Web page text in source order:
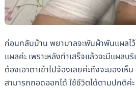
ก่อนกลับบ้าน พยาบาลจะพันผ้าพันแผลไว้
แผลค่ะ เพราะหลังทำเสร็จแล้วจะมีแผล
ต้องเอาตาเข้าไปจ้องเลยค่ะถึงจะมองเ
สามารถถอดออกได้ ใช้ชีวิตได้ตามปกติค่ะ